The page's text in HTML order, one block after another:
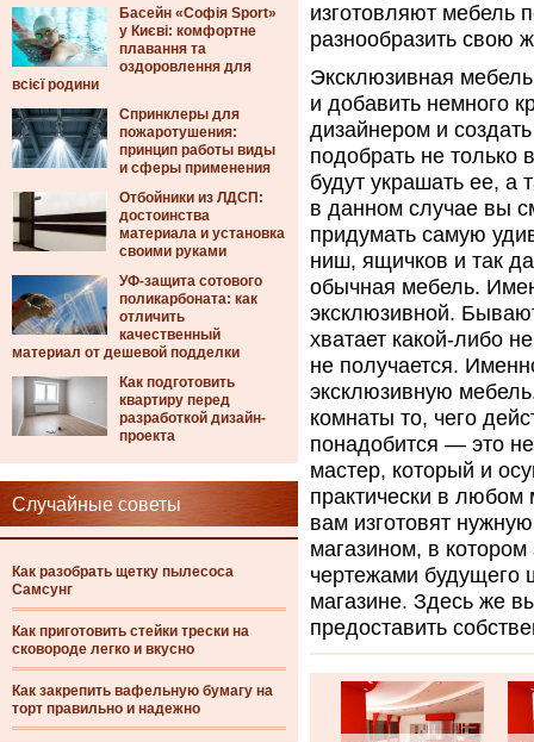
Басейн «Софія Sport»
у Києві: комфортне
плавання та
оздоровлення для
всієї родини
Спринклеры для
пожаротушения:
принцип работы виды
и сферы применения
Отбойники из ЛДСП:
достоинства
материала и установка
своими руками
УФ-защита сотового
поликарбоната: как
отличить
качественный
материал от дешевой подделки
Как подготовить
квартиру перед
разработкой дизайн-
проекта
Случайные советы
Как разобрать щетку пылесоса
Самсунг
Как приготовить стейки трески на
сковороде легко и вкусно
Как закрепить вафельную бумагу на
торт правильно и надежно
изготовляют мебель
разнообразить свою
Эксклюзивная
и добавить немного
дизайнером и
подобрать не только
будут украшать ее, а
в данном случае вы
придумать самую
ниш, ящичков и так
обычная мебель.
эксклюзивной.
хватает какой-либо
не получается.
эксклюзивную
комнаты то, чего
понадобится — это
мастер, который и
практически в
вам изготовят
магазином, в
чертежами будущего
магазине. Здесь же
предоставить